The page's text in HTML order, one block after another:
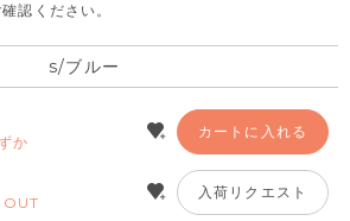
認ください。
s/ブルー
か
カートに入れる
入荷リクエスト